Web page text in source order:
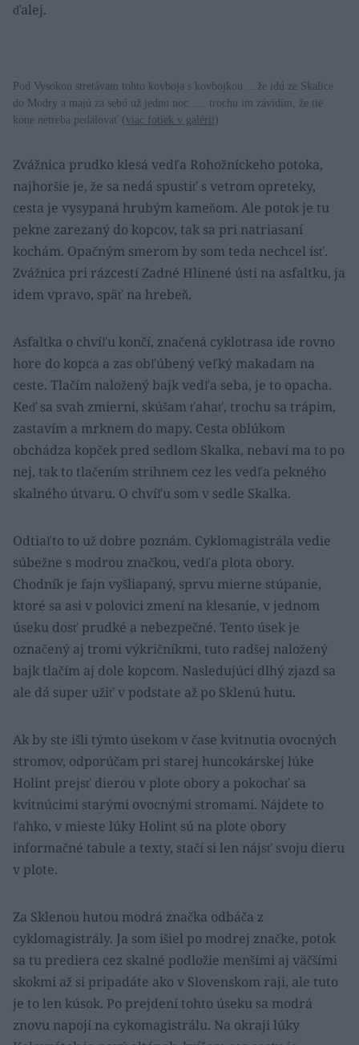
ďalej.
Pod Vysokou stretávam tohto kovboja s kovbojkou …že idú ze Skalice
do Modry a majú za sebú už jednu noc….. trochu im závidím, že tie
kone netreba pedálovať (viac fotiek v galérii )
Zvážnica prudko klesá vedľa Rohožníckeho potoka,
najhoršie je, že sa nedá spustiť s vetrom opreteky,
cesta je vysypaná hrubým kameňom. Ale potok je tu
pekne zarezaný do kopcov, tak sa pri natriasaní
kochám. Opačným smerom by som teda nechcel ísť.
Zvážnica pri rázcestí Zadné Hlinené ústi na asfaltku, ja
idem vpravo, späť na hrebeň.
Asfaltka o chvíľu končí, značená cyklotrasa ide rovno
hore do kopca a zas obľúbený veľký makadam na
ceste. Tlačím naložený bajk vedľa seba, je to opacha.
Keď sa svah zmierni, skúšam ťahať, trochu sa trápim,
zastavím a mrknem do mapy. Cesta oblúkom
obchádza kopček pred sedlom Skalka, nebaví ma to po
nej, tak to tlačením strihnem cez les vedľa pekného
skalného útvaru. O chvíľu som v sedle Skalka.
Odtiaľto to už dobre poznám. Cyklomagistrála vedie
súbežne s modrou značkou, vedľa plota obory.
Chodník je fajn vyšliapaný, sprvu mierne stúpanie,
ktoré sa asi v polovici zmení na klesanie, v jednom
úseku dosť prudké a nebezpečné. Tento úsek je
označený aj tromi výkričníkmi, tuto radšej naložený
bajk tlačím aj dole kopcom. Nasledujúci dlhý zjazd sa
ale dá super užiť v podstate až po Sklenú hutu.
Ak by ste išli týmto úsekom v čase kvitnutia ovocných
stromov, odporúčam pri starej huncokárskej lúke
Holint prejsť dierou v plote obory a pokochať sa
kvitnúcimi starými ovocnými stromami. Nájdete to
ľahko, v mieste lúky Holint sú na plote obory
informačné tabule a texty, stačí si len nájsť svoju dieru
v plote.
Za Sklenou hutou modrá značka odbáča z
cyklomagistrály. Ja som išiel po modrej značke, potok
sa tu prediera cez skalné podložie menšími aj väčšími
skokmi až si pripadáte ako v Slovenskom raji, ale tuto
je to len kúsok. Po prejdení tohto úseku sa modrá
znovu napojí na cykomagistrálu. Na okraji lúky